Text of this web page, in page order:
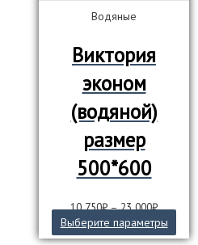
Водяные
Виктория
эконом
(водяной)
размер
500*600
10 750₽–23 000₽
Выберите параметры
товар